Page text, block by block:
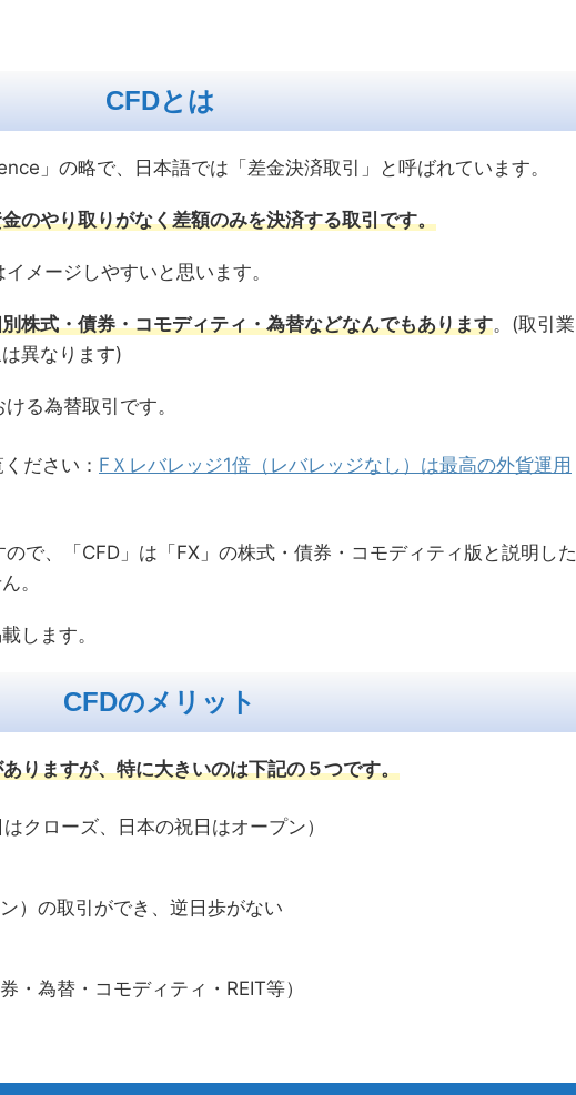
CFDとは
」の略で、日本語では「差金決済取引」と呼ばれています。
のやり取りがなく差額のみを決済する取引です。
メージしやすいと思います。
株式・債券・コモディティ・為替などなんでもあります。(取引業
異なります)
る為替取引です。
ださい： FＸレバレッジ1倍（レバレッジなし）は最高の外貨運用
で、「CFD」は「FX」の株式・債券・コモディティ版と説明した
。
します。
CFDのメリット
りますが、特に大きいのは下記の５つです。
クローズ、日本の祝日はオープン）
）の取引ができ、逆日歩がない
・為替・コモディティ・REIT等）